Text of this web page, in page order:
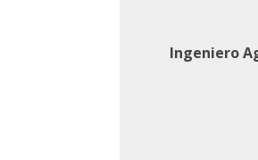
Ingeniero